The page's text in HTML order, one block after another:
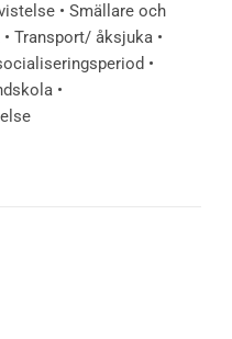
• Smällare och
Transport/ åksjuka •
•
•